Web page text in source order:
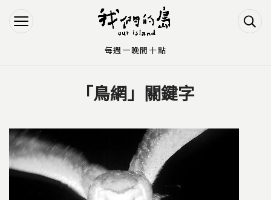
Jump to Navigation
Jump to Main content
「鳥網」關鍵字
每週一晚間十點